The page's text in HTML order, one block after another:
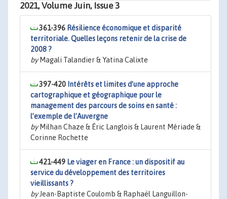
2021, Volume Juin, Issue 3
361-396 Résilience économique et disparité
territoriale. Quelles leçons retenir de la crise de
2008 ?
byMagali Talandier & Yatina Calixte
397-420 Intérêts et limites d’une approche
cartographique et géographique pour le
management des parcours de soins en santé :
l’exemple de l’Auvergne
byMilhan Chaze & Éric Langlois & Laurent Mériade &
Corinne Rochette
421-449 Le viager en France : un dispositif au
service du développement des territoires
vieillissants ?
byJean-Baptiste Coulomb & Raphaël Languillon-